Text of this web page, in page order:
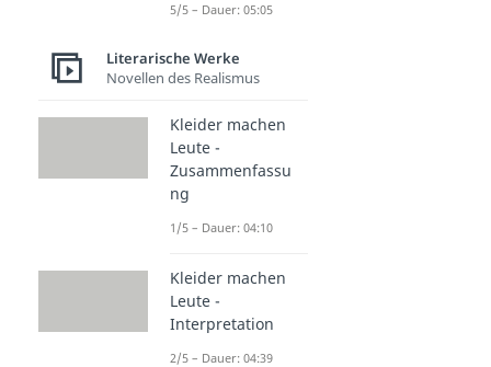
5/5 – Dauer: 05:05
Literarische Werke
Novellen des Realismus
Kleider machen
Leute -
Zusammenfassu
ng
1/5 – Dauer: 04:10
Kleider machen
Leute -
Interpretation
2/5 – Dauer: 04:39